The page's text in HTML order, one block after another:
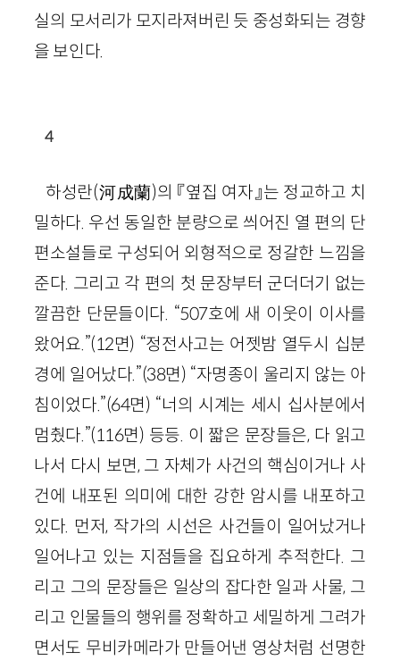
실의 모서리가 모지라져버린 듯 중성화되는 경향
을 보인다.
4
하성란(河成蘭)의 『옆집 여자』는 정교하고 치
밀하다. 우선 동일한 분량으로 씌어진 열 편의 단
편소설들로 구성되어 외형적으로 정갈한 느낌을
준다. 그리고 각 편의 첫 문장부터 군더더기 없는
깔끔한 단문들이다. “507호에 새 이웃이 이사를
왔어요.”(12면) “정전사고는 어젯밤 열두시 십분
경에 일어났다.”(38면) “자명종이 울리지 않는 아
침이었다.”(64면) “너의 시계는 세시 십사분에서
멈췄다.”(116면) 등등. 이 짧은 문장들은, 다 읽고
나서 다시 보면, 그 자체가 사건의 핵심이거나 사
건에 내포된 의미에 대한 강한 암시를 내포하고
있다. 먼저, 작가의 시선은 사건들이 일어났거나
일어나고 있는 지점들을 집요하게 추적한다. 그
리고 그의 문장들은 일상의 잡다한 일과 사물, 그
리고 인물들의 행위를 정확하고 세밀하게 그려가
면서도 무비카메라가 만들어낸 영상처럼 선명한